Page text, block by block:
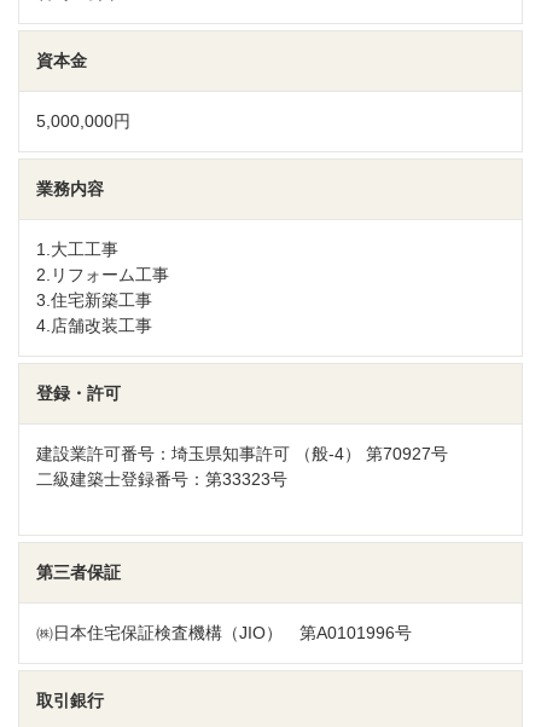
資本金
5,000,000円
業務内容
1.大工工事
2.リフォーム工事
3.住宅新築工事
4.店舗改装工事
登録・許可
建設業許可番号：埼玉県知事許可 （般-4） 第70927号
二級建築士登録番号：第33323号
第三者保証
㈱日本住宅保証検査機構（JIO） 第A0101996号
取引銀行